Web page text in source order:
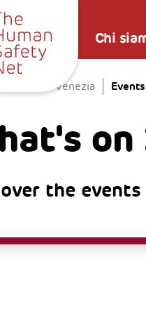
Chi
La Casa a Venezia Events
the